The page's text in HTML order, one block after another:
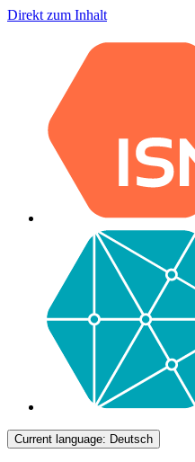
Direkt zum Inhalt
Current language: Deutsch